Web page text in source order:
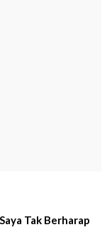
Tak Berharap